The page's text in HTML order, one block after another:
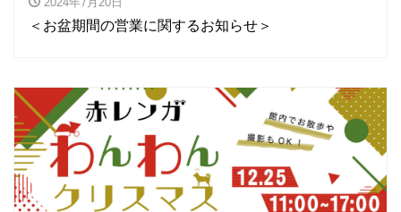
＜お盆期間の営業に関するお知らせ＞